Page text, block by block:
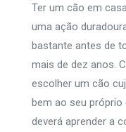
Ter um cão em
uma ação
bastante antes de
mais de dez anos.
escolher um cão
bem ao seu próprio
deverá aprender a